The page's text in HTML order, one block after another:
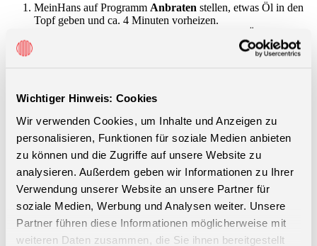
Wichtiger Hinweis: Cookies
Wir verwenden Cookies, um Inhalte und Anzeigen zu
personalisieren, Funktionen für soziale Medien anbieten
zu können und die Zugriffe auf unsere Website zu
analysieren. Außerdem geben wir Informationen zu Ihrer
Verwendung unserer Website an unsere Partner für
soziale Medien, Werbung und Analysen weiter. Unsere
Partner führen diese Informationen möglicherweise mit
weiteren Daten zusammen, die Sie ihnen bereitgestellt
MeinHans auf Programm Anbraten stellen, etwas Öl in den
Topf geben und ca. 4 Minuten vorheizen.
anbraten. Wenn roh, dann etwas länger braten.
Die gewürfelte Wurst dazugeben und weiterbraten.
Mit dem Gurkenwasser ablöschen.
Messbecher verrühren. Damit wird nun das Angebratene im
Topf aufgegossen. Vorsicht, nicht die MAX Markierung im
Falls etwas von der Flüssigkeit übrig, diese bis zum Schluss
aufheben und erst dann dazu geben. Durch das Garen
reduziert sich die Flüssigkeit nämlich etwas.
Nun die Soljanka ohne Deckel aufkochen lassen und dann
das Gerät abschalten.
Den Deckel auflegen, Dampfdruckventil schließen und das
ProgrammDampfdruck 1,Zeit 8 Minuten wählen.